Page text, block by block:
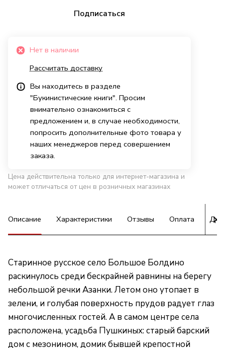
Подписаться
Нет в наличии
Рассчитать доставку
Вы находитесь в разделе
"Букинистические книги". Просим
внимательно ознакомиться с
предложением и, в случае необходимости,
попросить дополнительные фото товара у
наших менеджеров перед совершением
заказа.
Цена действительна только для интернет-магазина и
может отличаться от цен в розничных магазинах
Описание Характеристики Отзывы Оплата
Старинное русское село Большое Болдино
раскинулось среди бескрайней равнины на берегу
небольшой речки Азанки. Летом оно утопает в
зелени, и голубая поверхность прудов радует глаз
многочисленных гостей. А в самом центре села
расположена, усадьба Пушкиных: старый барский
дом с мезонином, домик бывшей крепостной